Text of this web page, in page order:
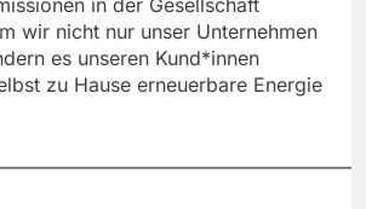
in der Gesellschaft
wir nicht nur unser Unternehmen
es unseren Kund*innen
zu Hause erneuerbare Energie